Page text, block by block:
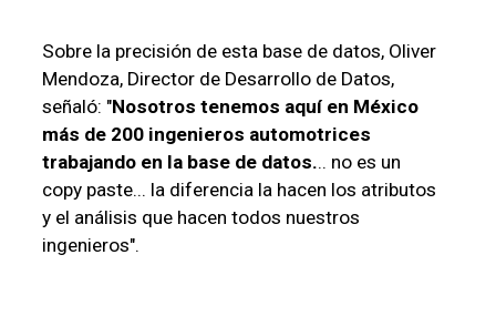
Sobre la precisión de esta base de datos, Oliver
Mendoza, Director de Desarrollo de Datos,
señaló: "Nosotros tenemos aquí en México
más de 200 ingenieros automotrices
trabajando en la base de datos... no es un
copy paste... la diferencia la hacen los atributos
y el análisis que hacen todos nuestros
ingenieros".